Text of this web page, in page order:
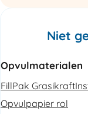
Niet
Opvulmaterialen
FillPak Grasikraft
Opvulpapier rol